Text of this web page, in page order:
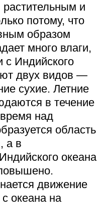
и
потому, что
образом
много влаги,
с Индийского
двух видов —
сухие. Летние
в течение
над
область
а в
океана
движение
океана на